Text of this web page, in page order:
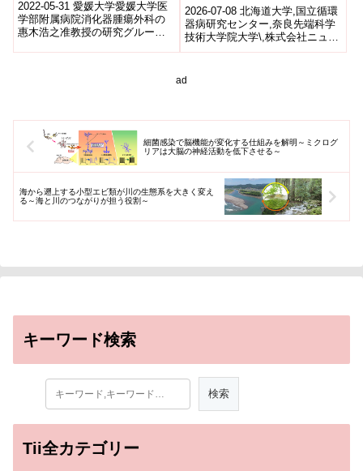
ー)』を開発
2022-05-31 愛媛大学愛媛大学医
学部附属病院消化器腫瘍外科の
惠木浩之准教授の研究グループ
NEDO先導研究プログラム
／フロンティア育成事業に
採択 ～
2026-07-08 北海道大学,国立循環
器病研究センター,奈良先端科学
技術大学院大学\,株式会社ニュー
ロシューティカルズ北海道大学
病...
ad
細菌感染で脳機能が変化する仕組みを解明～ミクログ
リアは大脳の神経活動を低下させる～
海から遡上する小型エビ類が川の生態系を大きく変え
る～海と川のつながりが担う役割～
キーワード検索
Tii全カテゴリー